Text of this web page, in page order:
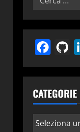
CATEGORIE
Categorie